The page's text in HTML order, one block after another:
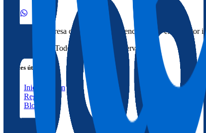
Somos una empresa con amplia experiencia <br /> en el sector
© 2025 Dygav. Todos los derechos reservados.
Enlaces útiles
Iniciar sesión
Registrarse
Blog